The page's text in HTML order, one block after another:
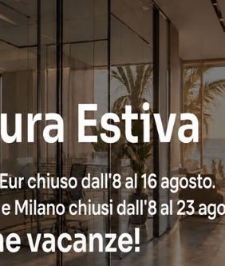
CHIAMA ORA
oppure